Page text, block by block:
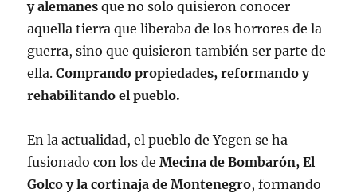
y alemanes que no solo quisieron conocer
aquella tierra que liberaba de los horrores de la
guerra, sino que quisieron también ser parte de
ella.Comprando propiedades, reformando y
rehabilitando el pueblo.
En la actualidad, el pueblo de Yegen se ha
fusionado con los deMecina de Bombarón, El
Golco y la cortinaja de Montenegro, formando